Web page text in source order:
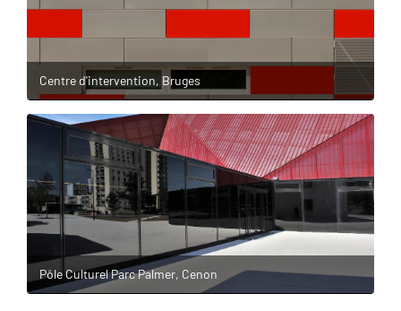
Centre d'intervention, Bruges
Pôle Culturel Parc Palmer, Cenon